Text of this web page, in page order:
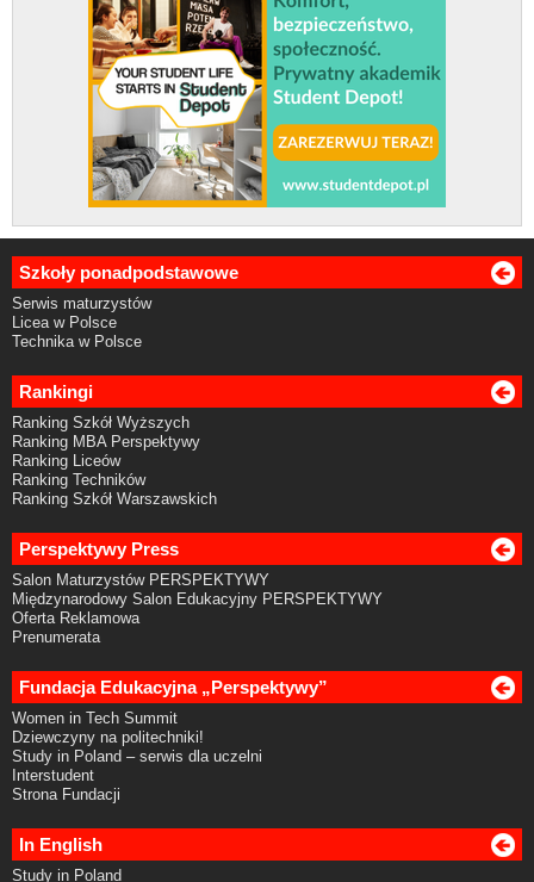
Szkoły ponadpodstawowe
Serwis maturzystów
Licea w Polsce
Technika w Polsce
Rankingi
Ranking Szkół Wyższych
Ranking MBA Perspektywy
Ranking Liceów
Ranking Techników
Ranking Szkół Warszawskich
Perspektywy Press
Salon Maturzystów PERSPEKTYWY
Międzynarodowy Salon Edukacyjny PERSPEKTYWY
Oferta Reklamowa
Prenumerata
Fundacja Edukacyjna „Perspektywy”
Women in Tech Summit
Dziewczyny na politechniki!
Study in Poland – serwis dla uczelni
Interstudent
Strona Fundacji
In English
Study in Poland